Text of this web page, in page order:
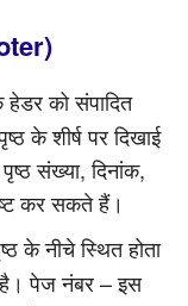
को संपादित
के शीर्ष पर दिखाई
संख्या, दिनांक,
कर सकते हैं।
के नीचे स्थित होता
है। पेज नंबर – इस